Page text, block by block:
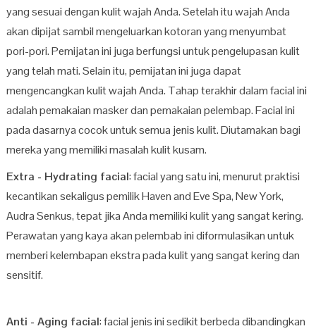
yang sesuai dengan kulit wajah Anda. Setelah itu wajah Anda
akan dipijat sambil mengeluarkan kotoran yang menyumbat
pori-pori. Pemijatan ini juga berfungsi untuk pengelupasan kulit
yang telah mati. Selain itu, pemijatan ini juga dapat
mengencangkan kulit wajah Anda. Tahap terakhir dalam facial ini
adalah pemakaian masker dan pemakaian pelembap. Facial ini
pada dasarnya cocok untuk semua jenis kulit. Diutamakan bagi
mereka yang memiliki masalah kulit kusam.
Extra - Hydrating facial: facial yang satu ini, menurut praktisi
kecantikan sekaligus pemilik Haven and Eve Spa, New York,
Audra Senkus, tepat jika Anda memiliki kulit yang sangat kering.
Perawatan yang kaya akan pelembab ini diformulasikan untuk
memberi kelembapan ekstra pada kulit yang sangat kering dan
sensitif.
Anti - Aging facial: facial jenis ini sedikit berbeda dibandingkan